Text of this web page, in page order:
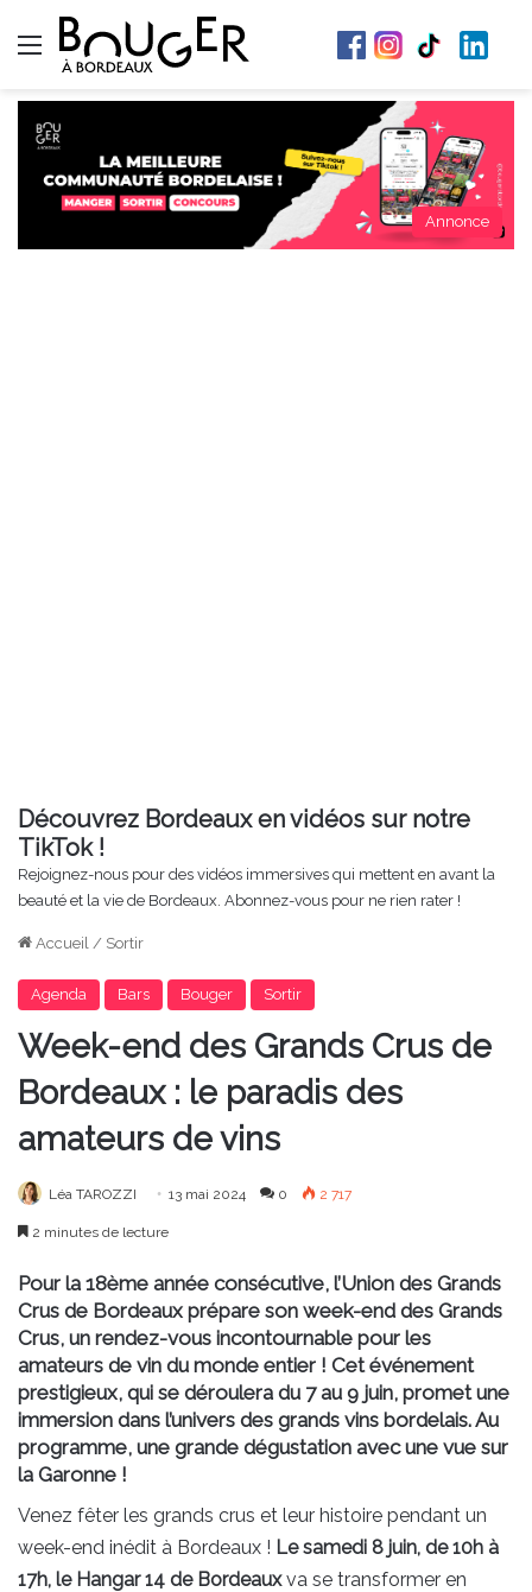
Menu
Annonce
Découvrez Bordeaux en vidéos sur notre
TikTok !
Rejoignez-nous pour des vidéos immersives qui mettent en avant la
beauté et la vie de Bordeaux. Abonnez-vous pour ne rien rater !
Accueil / Sortir
Agenda Bars Bouger Sortir
Week-end des Grands Crus de
Bordeaux : le paradis des
amateurs de vins
Léa TAROZZI 13 mai 2024 0 2 717
2 minutes de lecture
Pour la 18ème année consécutive, l’Union des Grands
Crus de Bordeaux prépare son week-end des Grands
Crus, un rendez-vous incontournable pour les
amateurs de vin du monde entier ! Cet événement
prestigieux, qui se déroulera du 7 au 9 juin, promet une
immersion dans l’univers des grands vins bordelais. Au
programme, une grande dégustation avec une vue sur
la Garonne !
Venez fêter les grands crus et leur histoire pendant un
week-end inédit à Bordeaux ! Le samedi 8 juin, de 10h à
17h, le Hangar 14 de Bordeauxva se transformer en